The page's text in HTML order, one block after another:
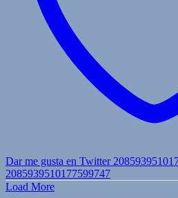
Dar me gusta en Twitter
2085939510177599747
Load More